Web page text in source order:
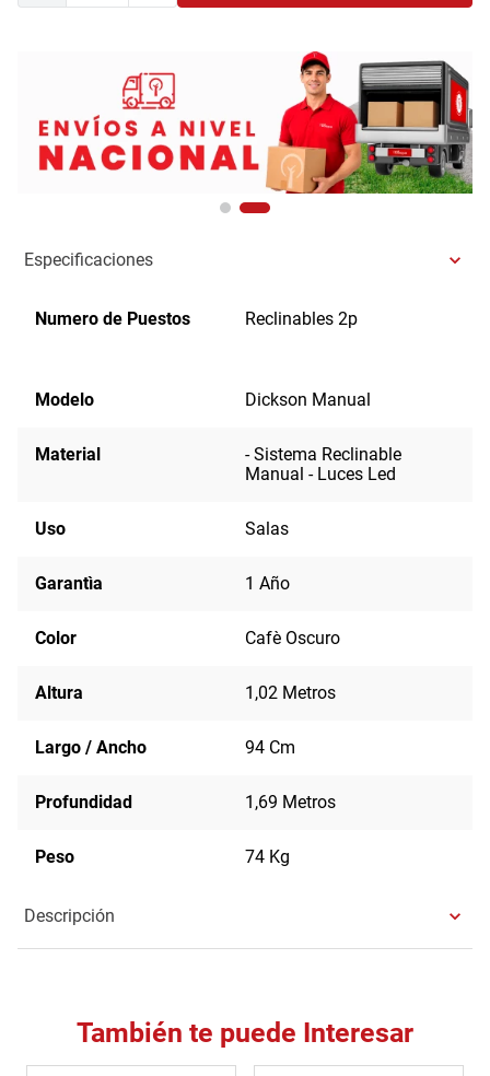
Especificaciones
Numero de Puestos Reclinables 2p
Modelo Dickson Manual
Material
- Sistema Reclinable
Manual - Luces Led
Uso Salas
Garantìa 1 Año
Color Cafè Oscuro
Altura 1,02 Metros
Largo / Ancho 94 Cm
Profundidad 1,69 Metros
Peso 74 Kg
Descripción
También te puede Interesar